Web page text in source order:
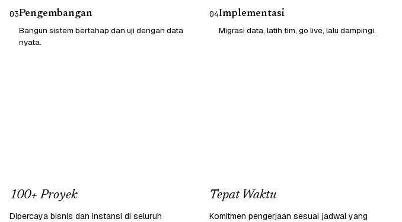
03Pengembangan
Bangun sistem bertahap dan uji dengan data
nyata.
04Implementasi
Migrasi data, latih tim, go live, lalu dampingi.
100+ Proyek
Dipercaya bisnis dan instansi di seluruh
Tepat Waktu
Komitmen pengerjaan sesuai jadwal yang